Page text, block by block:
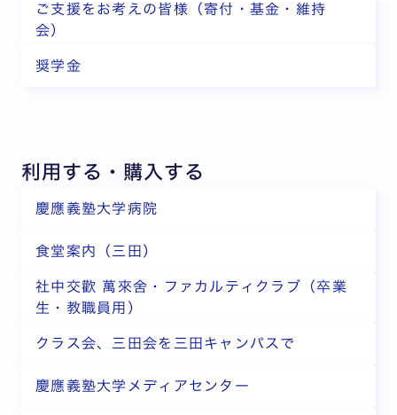
ご支援をお考えの皆様（寄付・基金・維持
会）
奨学金
利用する・購入する
慶應義塾大学病院
食堂案内（三田）
社中交歡 萬來舍・ファカルティクラブ（卒業
生・教職員用）
クラス会、三田会を三田キャンパスで
慶應義塾大学メディアセンター